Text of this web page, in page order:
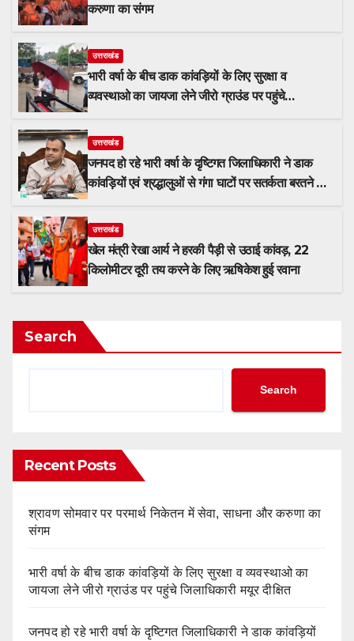
करुणा का संगम
उत्तराखंड
भारी वर्षा के बीच डाक कांवड़ियों के लिए सुरक्षा व
व्यवस्थाओ का जायजा लेने जीरो ग्राउंड पर पहुंचे
उत्तराखंड
जनपद हो रहे भारी वर्षा के दृष्टिगत जिलाधिकारी ने डाक
कांवड़ियों एवं श्रद्धालुओं से गंगा घाटों पर सतर्कता बरतने की
उत्तराखंड
खेल मंत्री रेखा आर्य ने हरकी पैड़ी से उठाई कांवड़, 22
किलोमीटर दूरी तय करने के लिए ऋषिकेश हुई रवाना
Search
Search
Recent Posts
श्रावण सोमवार पर परमार्थ निकेतन में सेवा, साधना और करुणा का
संगम
भारी वर्षा के बीच डाक कांवड़ियों के लिए सुरक्षा व व्यवस्थाओ का
जायजा लेने जीरो ग्राउंड पर पहुंचे जिलाधिकारी मयूर दीक्षित
जनपद हो रहे भारी वर्षा के दृष्टिगत जिलाधिकारी ने डाक कांवड़ियों